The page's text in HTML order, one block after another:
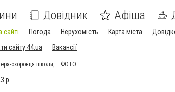
Довідник Афіша
Погода Нерухомість Карта міста
сайту 44.ua
Вакансії
охоронця школи, – ФОТО
р.